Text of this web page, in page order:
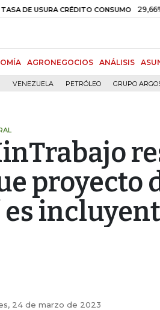
CRÉDITO CONSUMO 29,66%
AGRONEGOCIOS ANÁLISIS
VENEZUELA PETRÓLEO GRUPO
proyecto
es
24 de marzo de 2023